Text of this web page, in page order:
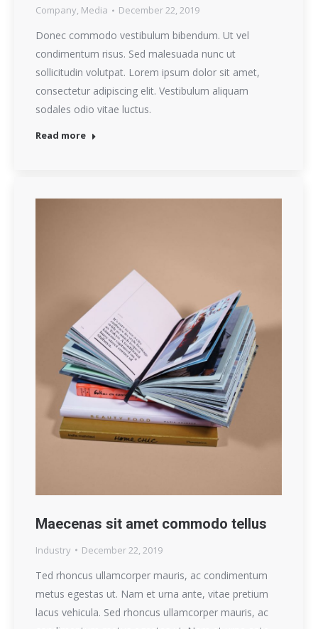
Company, Media December 22, 2019
Donec commodo vestibulum bibendum. Ut vel
condimentum risus. Sed malesuada nunc ut
sollicitudin volutpat. Lorem ipsum dolor sit amet,
consectetur adipiscing elit. Vestibulum aliquam
sodales odio vitae luctus.
Read more
Maecenas sit amet commodo tellus
Industry December 22, 2019
Ted rhoncus ullamcorper mauris, ac condimentum
metus egestas ut. Nam et urna ante, vitae pretium
lacus vehicula. Sed rhoncus ullamcorper mauris, ac